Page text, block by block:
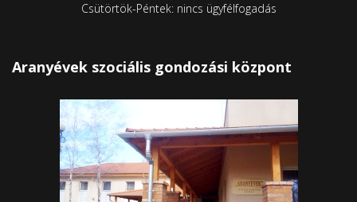
Csütörtök-Péntek: nincs ügyfélfogadás
Aranyévek szociális gondozási központ